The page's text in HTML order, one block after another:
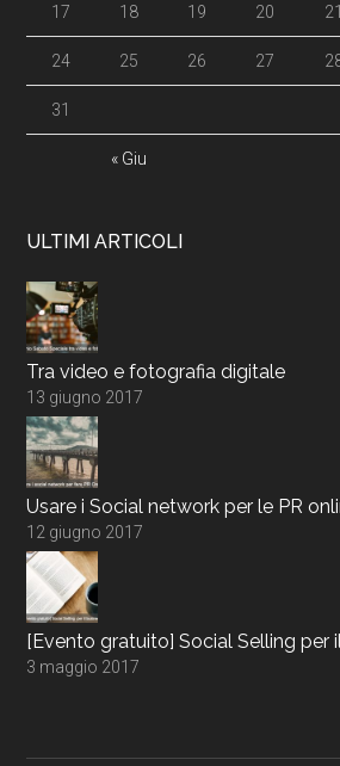
« Giu
17 18 19 20 21
24 25 26 27
31
ULTIMI ARTICOLI
Tra video e fotografia digitale
13 giugno 2017
Usare i Social network per le PR
12 giugno 2017
[Evento gratuito] Social Selling per
3 maggio 2017